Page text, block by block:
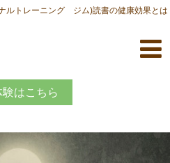
ルトレーニング ジム)読書の健康効果とは
はこちら